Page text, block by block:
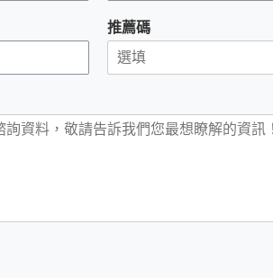
推薦碼